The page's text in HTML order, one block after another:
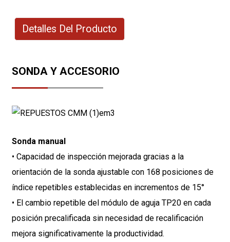
Detalles Del Producto
SONDA Y ACCESORIO
Sonda manual
• Capacidad de inspección mejorada gracias a la
orientación de la sonda ajustable con 168 posiciones de
índice repetibles establecidas en incrementos de 15°
• El cambio repetible del módulo de aguja TP20 en cada
posición precalificada sin necesidad de recalificación
mejora significativamente la productividad.